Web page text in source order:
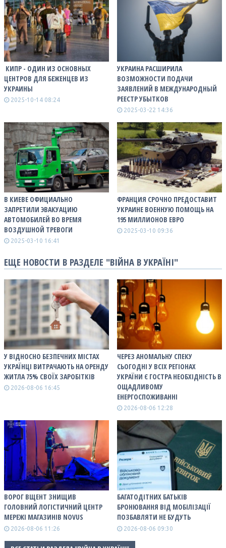
​ КИПР - ОДИН ИЗ ОСНОВНЫХ
ЦЕНТРОВ ДЛЯ БЕЖЕНЦЕВ ИЗ
УКРАИНЫ
2025-10-14 08:24
УКРАИНА РАСШИРИЛА
ВОЗМОЖНОСТИ ПОДАЧИ
ЗАЯВЛЕНИЙ В МЕЖДУНАРОДНЫЙ
РЕЕСТР УБЫТКОВ
2025-03-22 14:36
В КИЕВЕ ОФИЦИАЛЬНО
ЗАПРЕТИЛИ ЭВАКУАЦИЮ
АВТОМОБИЛЕЙ ВО ВРЕМЯ
ВОЗДУШНОЙ ТРЕВОГИ
2025-03-10 16:41
ФРАНЦИЯ СРОЧНО ПРЕДОСТАВИТ
УКРАИНЕ ВОЕННУЮ ПОМОЩЬ НА
195 МИЛЛИОНОВ ЕВРО
2025-03-10 09:36
ЕЩЕ НОВОСТИ В РАЗДЕЛЕ "ВІЙНА В УКРАЇНІ"
У ВІДНОСНО БЕЗПЕЧНИХ МІСТАХ
УКРАЇНЦІ ВИТРАЧАЮТЬ НА ОРЕНДУ
ЖИТЛА 75% СВОЇХ ЗАРОБІТКІВ
2026-08-06 16:45
ЧЕРЕЗ АНОМАЛЬНУ СПЕКУ
СЬОГОДНІ У ВСІХ РЕГІОНАХ
УКРАЇНИ Є ГОСТРА НЕОБХІДНІСТЬ В
ОЩАДЛИВОМУ
ЕНЕРГОСПОЖИВАННІ
2026-08-06 12:28
ВОРОГ ВЩЕНТ ЗНИЩИВ
ГОЛОВНИЙ ЛОГІСТИЧНИЙ ЦЕНТР
МЕРЕЖІ МАГАЗИНІВ NOVUS
2026-08-06 11:26
БАГАТОДІТНИХ БАТЬКІВ
БРОНЮВАННЯ ВІД МОБІЛІЗАЦІЇ
ПОЗБАВЛЯТИ НЕ БУДУТЬ
2026-08-06 09:30